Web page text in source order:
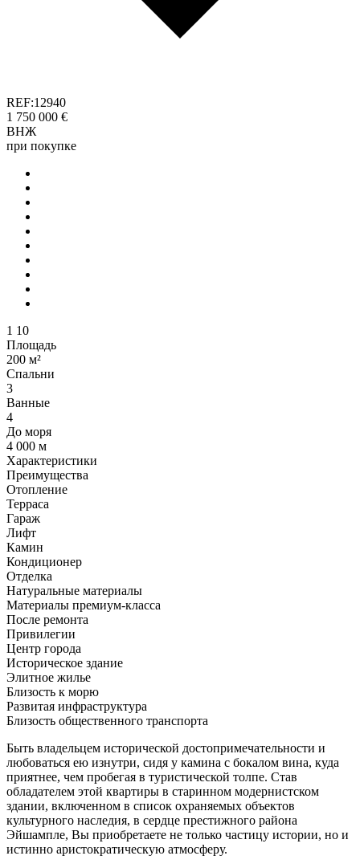
REF:12940
1 750 000 €
ВНЖ
при покупке
1 10
Площадь
200 м²
Спальни
3
Ванные
4
До моря
4 000 м
Характеристики
Преимущества
Отопление
Терраса
Гараж
Лифт
Камин
Кондиционер
Отделка
Натуральные материалы
Материалы премиум-класса
После ремонта
Привилегии
Центр города
Историческое здание
Элитное жилье
Близость к морю
Развитая инфраструктура
Близость общественного транспорта
Быть владельцем исторической достопримечательности и
любоваться ею изнутри, сидя у камина с бокалом вина, куда
приятнее, чем пробегая в туристической толпе. Став
обладателем этой квартиры в старинном модернистском
здании, включенном в список охраняемых объектов
культурного наследия, в сердце престижного района
Эйшампле, Вы приобретаете не только частицу истории, но и
истинно аристократическую атмосферу.